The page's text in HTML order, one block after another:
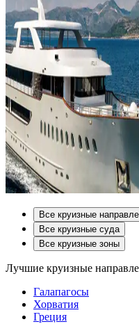
Все круизные
Все круизные суда
Все круизные зоны
Лучшие круизные
Галапагосы
Хорватия
Греция